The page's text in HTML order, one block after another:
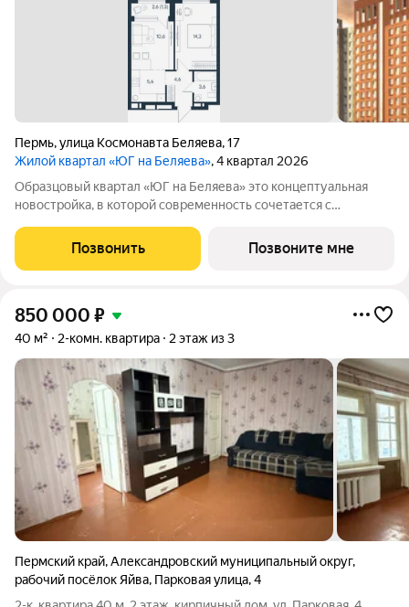
Пермь,улица Космонавта Беляева,17
Жилой квартал «ЮГ на Беляева», 4 квартал 2026
Образцовый квартал «ЮГ на Беляева» это концептуальная
новостройка, в которой современность сочетается с
комфортной жизни. Современная архитектура,
Двухуровневый двор на стилобате, Образцовое
Позвонить Позвоните мне
850 000 ₽
40 м² 2-комн. квартира 2 этаж из 3
Пермский край,Александровский муниципальный округ,
рабочий посёлок Яйва, Парковая улица,4